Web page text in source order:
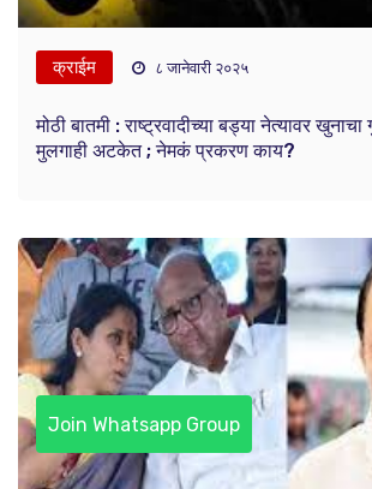
क्राईम ८ जानेवारी २०२५
मोठी बातमी : राष्ट्रवादीच्या बड्या नेत्यावर
मुलगाही अटकेत ; नेमकं प्रकरण काय?
Join Whatsapp Group